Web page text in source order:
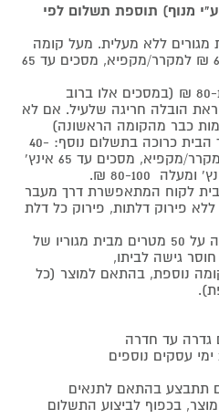
ע"י מנוף) תוספת תשלום לפי
מגורים ללא מעלית. מעל קומה
ב' 40-50 ₪ למוצר לבן, 60-80 ₪ למקרר/מקפיא, מסכים עד 65
מסכים מ-75 אינץ' ומעלה 80-100 ₪ (במסכים אלו ברוב
הובלה חריגה שלעיל. אם לא
כבר מהקומה הראשונה)
הובלה לכל קומה נוספת בתוך הבית כרוכה בתשלום נוסף: 40-
50 ₪ למוצר לבן, 60-80 ₪ למקרר/מקפיא, מסכים עד 65 אינץ'
לקוח המתאפשרת דרך מעבר
פירוק דלתות, פירוק כל דלת
באם קיים מרחק הליכה העולה על 50 מטרים מבית מגוריו של
גישה לביתו,
נוספת, בהתאם למוצר (כל
גדרה עד חדרה
תתבצע בהתאם לתנאים
בכפוף לביצוע התשלום